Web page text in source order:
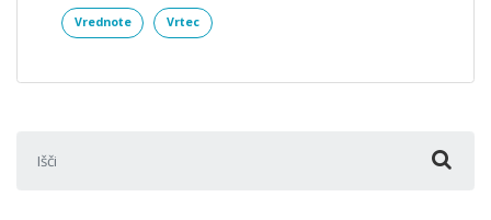
Vrednote Vrtec